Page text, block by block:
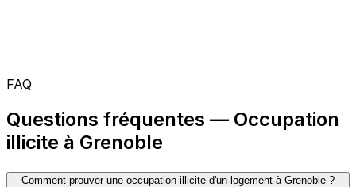
FAQ
Questions fréquentes — Occupation
illicite à Grenoble
Comment prouver une occupation illicite d'un logement à Grenoble ?